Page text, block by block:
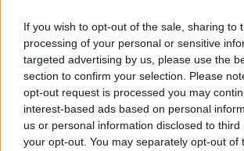
If you wish to opt-out of the sale, sharing to
processing of your personal or sensitive
targeted advertising by us, please use the
section to confirm your selection. Please
opt-out request is processed you may
interest-based ads based on personal
us or personal information disclosed to
your opt-out. You may separately opt-out of
POLITICA
PSD cere activarea
de urgență pentru energie